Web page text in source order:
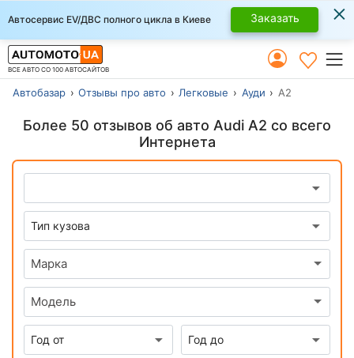
Автосервис EV/ДВС полного цикла в Киеве Заказать ×
ВСЕ АВТО СО 100 АВТОСАЙТОВ
Автобазар Отзывы про авто Легковые Ауди А2
Более 50 отзывов об авто Audi A2 со всего
Интернета
Марка
Модель